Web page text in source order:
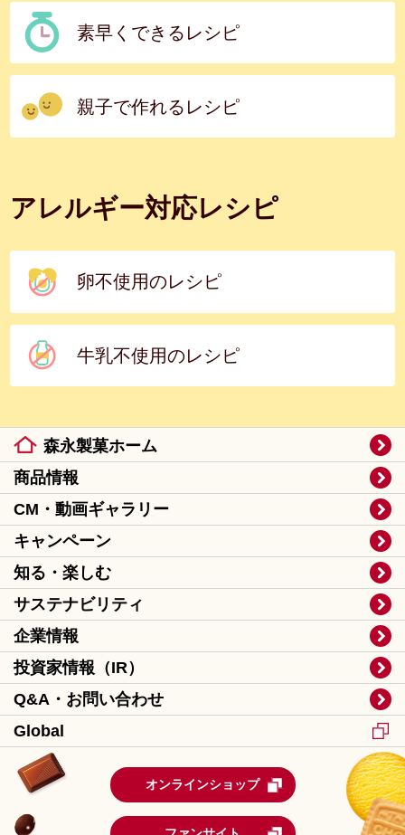
素早くできるレシピ
親子で作れるレシピ
アレルギー対応レシピ
卵不使用のレシピ
牛乳不使用のレシピ
森永製菓ホーム
商品情報
CM・動画ギャラリー
キャンペーン
知る・楽しむ
サステナビリティ
企業情報
投資家情報（IR）
Q&A・お問い合わせ
Global
オンラインショップ